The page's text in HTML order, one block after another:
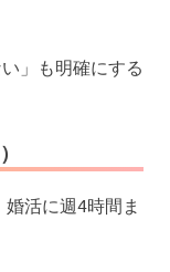
」も明確にする
活に週4時間ま